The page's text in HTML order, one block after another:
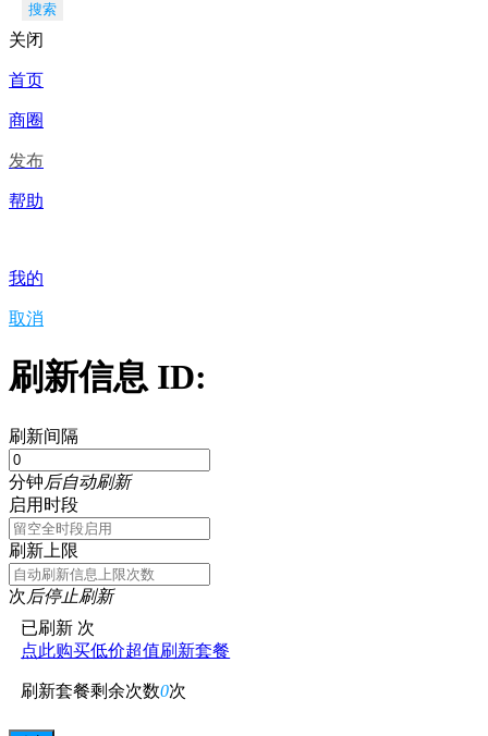
搜索
关闭
首页
商圈
发布
帮助
我的
取消
刷新信息 ID:
刷新间隔
分钟后自动刷新
启用时段
刷新上限
次后停止刷新
已刷新 次
点此购买低价超值刷新套餐
刷新套餐剩余次数0次